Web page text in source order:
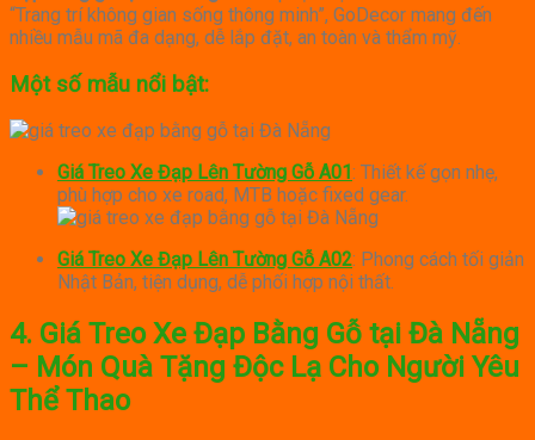
“Trang trí không gian sống thông minh”, GoDecor mang đến
nhiều mẫu mã đa dạng, dễ lắp đặt, an toàn và thẩm mỹ.
Một số mẫu nổi bật:
Giá Treo Xe Đạp Lên Tường Gỗ A01 : Thiết kế gọn nhẹ,
phù hợp cho xe road, MTB hoặc fixed gear.
Giá Treo Xe Đạp Lên Tường Gỗ A02: Phong cách tối giản
Nhật Bản, tiện dụng, dễ phối hợp nội thất.
4. Giá Treo Xe Đạp Bằng Gỗ tại Đà Nẵng
– Món Quà Tặng Độc Lạ Cho Người Yêu
Thể Thao